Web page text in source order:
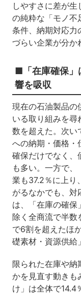
しやすさに差が
の純粋な「モノ不
条件、納期対応力
づらい企業が分か
■「在庫確保」
響を吸収
現在の石油製品の
いる取り組みを尋
数を超えた。次い
への納期・価格・
確保だけでなく、
も多い。一方で
業も37.2％に上り
がるなかでも、対
は、「在庫の確保
除く全商流で半数
で6割を超えたほ
礎素材・資源供給
限られた在庫や納
かを見直す動きも
け」は全体で14.4